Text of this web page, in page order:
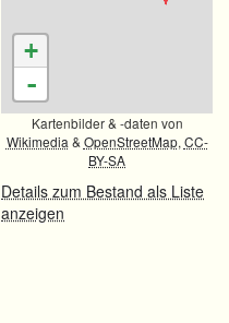
+
-
Kartenbilder & -daten von
Wikimedia & OpenStreetMap, CC-
BY-SA
Details zum Bestand als Liste
anzeigen